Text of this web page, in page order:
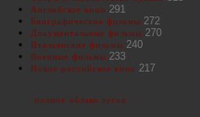
Английское кино 291
Биографические фильмы 272
Документальные фильмы 270
Итальянские фильмы 240
Военные фильмы 233
Новое российское кино 217
полное облако тегов